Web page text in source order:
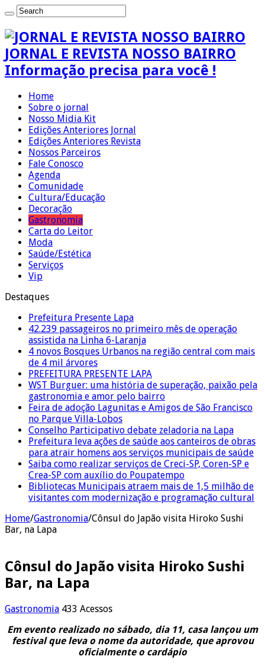
JORNAL E REVISTA NOSSO BAIRRO
Informação precisa para você !
Home
Sobre o jornal
Nosso Midia Kit
Edições Anteriores Jornal
Edições Anteriores Revista
Nossos Parceiros
Fale Conosco
Agenda
Comunidade
Cultura/Educação
Decoração
Gastronomia
Carta do Leitor
Moda
Saúde/Estética
Serviços
Vip
Destaques
Prefeitura Presente Lapa
42.239 passageiros no primeiro mês de operação
assistida na Linha 6-Laranja
4 novos Bosques Urbanos na região central com mais
de 4 mil árvores
PREFEITURA PRESENTE LAPA
WST Burguer: uma história de superação, paixão pela
gastronomia e amor pelo bairro
Feira de adoção Lagunitas e Amigos de São Francisco
no Parque Villa-Lobos
Conselho Participativo debate zeladoria na Lapa
Prefeitura leva ações de saúde aos canteiros de obras
para atrair homens aos serviços municipais de saúde
Saiba como realizar serviços de Creci-SP, Coren-SP e
Crea-SP com auxílio do Poupatempo
Bibliotecas Municipais atraem mais de 1,5 milhão de
visitantes com modernização e programação cultural
Home/Gastronomia/Cônsul do Japão visita Hiroko Sushi
Bar, na Lapa
Cônsul do Japão visita Hiroko Sushi
Bar, na Lapa
Gastronomia 433 Acessos
Em evento realizado no sábado, dia 11, casa lançou um
festival que leva o nome da autoridade, que aprovou
oficialmente o cardápio